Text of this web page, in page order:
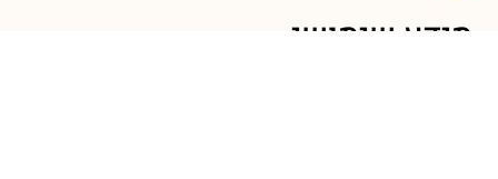
מידע שימושי